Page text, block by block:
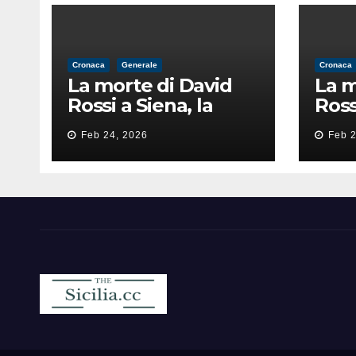
Cronaca Generale
La morte di David
Rossi a Siena, la
perizia lancia la
pista di
un’intimidazione
Feb 24, 2026
Cronaca
La
Feb